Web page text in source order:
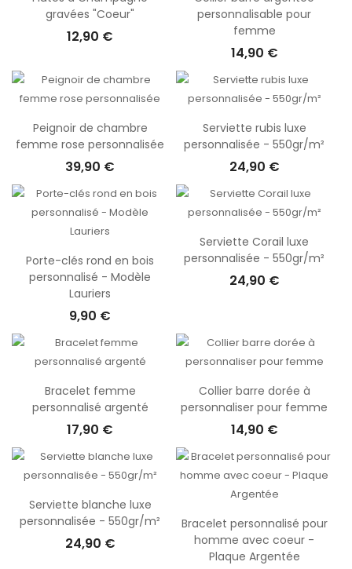
gravées "Coeur"
12,90 €
personnalisable pour
femme
14,90 €
Peignoir de chambre
femme rose personnalisée
39,90 €
Serviette rubis luxe
personnalisée - 550gr/m²
24,90 €
Porte-clés rond en bois
personnalisé - Modèle
Lauriers
9,90 €
Serviette Corail luxe
personnalisée - 550gr/m²
24,90 €
Bracelet femme
personnalisé argenté
17,90 €
Collier barre dorée à
personnaliser pour femme
14,90 €
Serviette blanche luxe
personnalisée - 550gr/m²
24,90 €
Bracelet personnalisé pour
homme avec coeur -
Plaque Argentée